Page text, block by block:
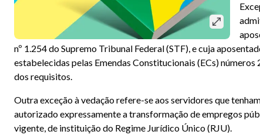
nº 1.254 do Supremo Tribunal Federal (STF), e cuja
estabelecidas pelas Emendas Constitucionais (ECs)
dos requisitos.
Outra exceção à vedação refere-se aos servidores que
autorizado expressamente a transformação de empregos
vigente, de instituição do Regime Jurídico Único (RJU).